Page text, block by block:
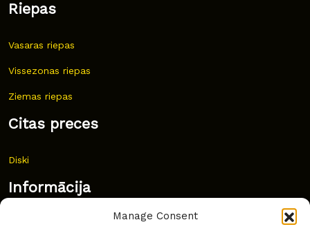
Manage Consent
Riepas
Vasaras riepas
Vissezonas riepas
Ziemas riepas
Citas preces
Diski
Informācija